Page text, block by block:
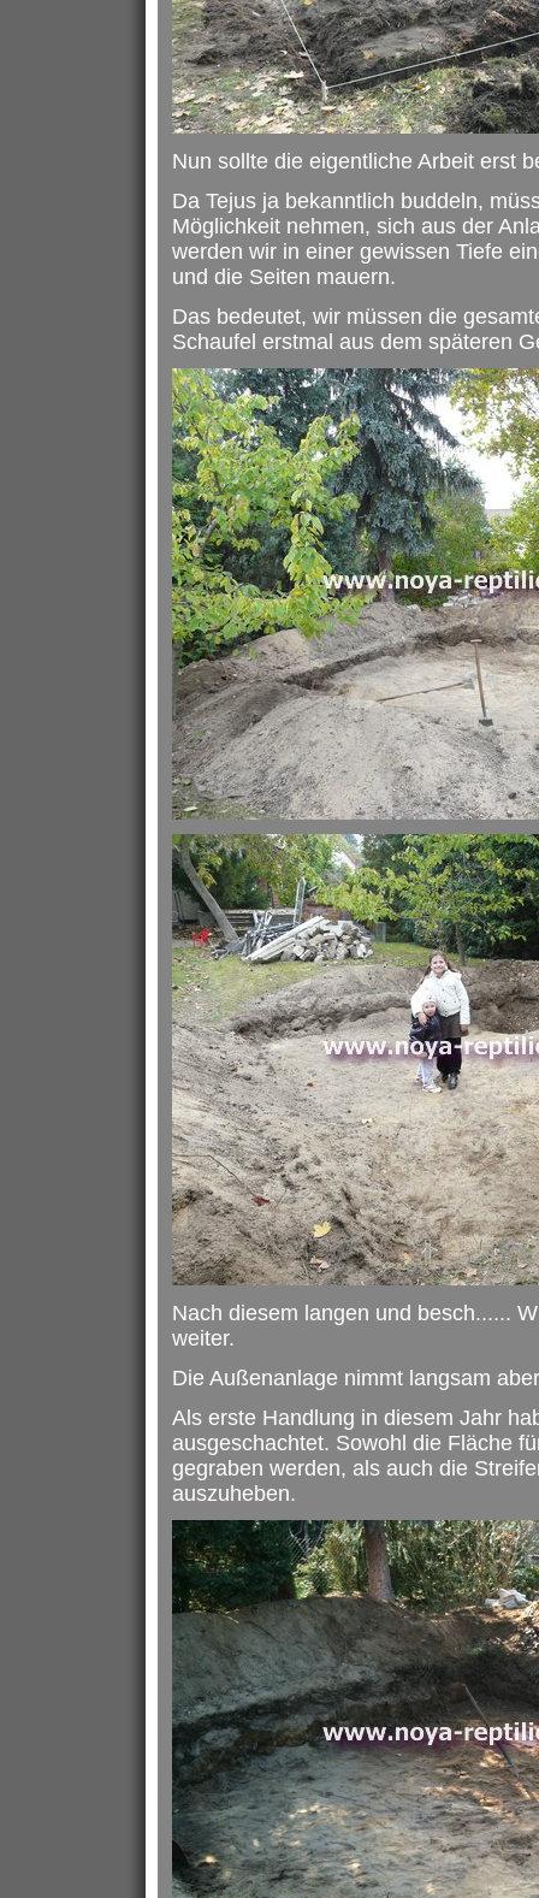
Nun sollte die eigentliche Arbeit erst
Da Tejus ja bekanntlich buddeln,
Möglichkeit nehmen, sich aus der
werden wir in einer gewissen Tiefe
und die Seiten mauern.
Das bedeutet, wir müssen die
Schaufel erstmal aus dem späteren
Nach diesem langen und besch......
weiter.
Die Außenanlage nimmt langsam
Als erste Handlung in diesem Jahr
ausgeschachtet. Sowohl die Fläche
gegraben werden, als auch die
auszuheben.